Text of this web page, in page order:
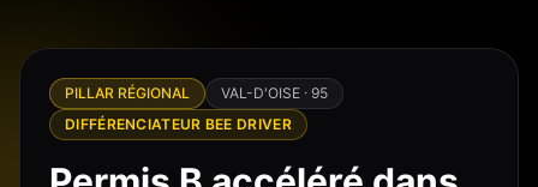
PILLAR RÉGIONAL
VAL-D'OISE · 95
DIFFÉRENCIATEUR BEE DRIVER